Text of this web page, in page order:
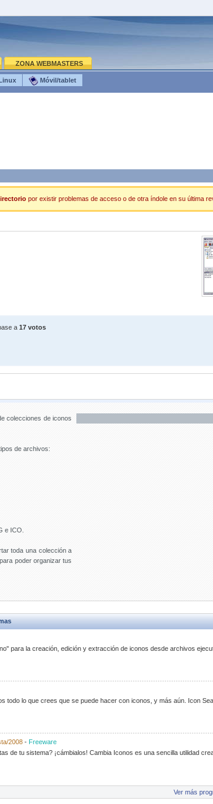
ZONA WEBMASTERS
Móvil/tablet
por existir problemas de acceso o de otra índole en su última
a 17 votos
colecciones de iconos
de archivos:
e ICO.
toda una colección a
poder organizar tus
para la creación, edición y extracción de iconos desde archivos
todo lo que crees que se puede hacer con iconos, y más aún. Icon
2008- Freeware
de tu sistema? ¡cámbialos! Cambia Iconos es una sencilla utilidad
Ver más